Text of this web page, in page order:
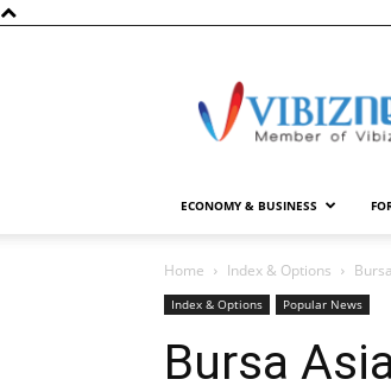
ECONOMY & BUSINESS
Home Index & Options
Index & Options Popular News
Bursa